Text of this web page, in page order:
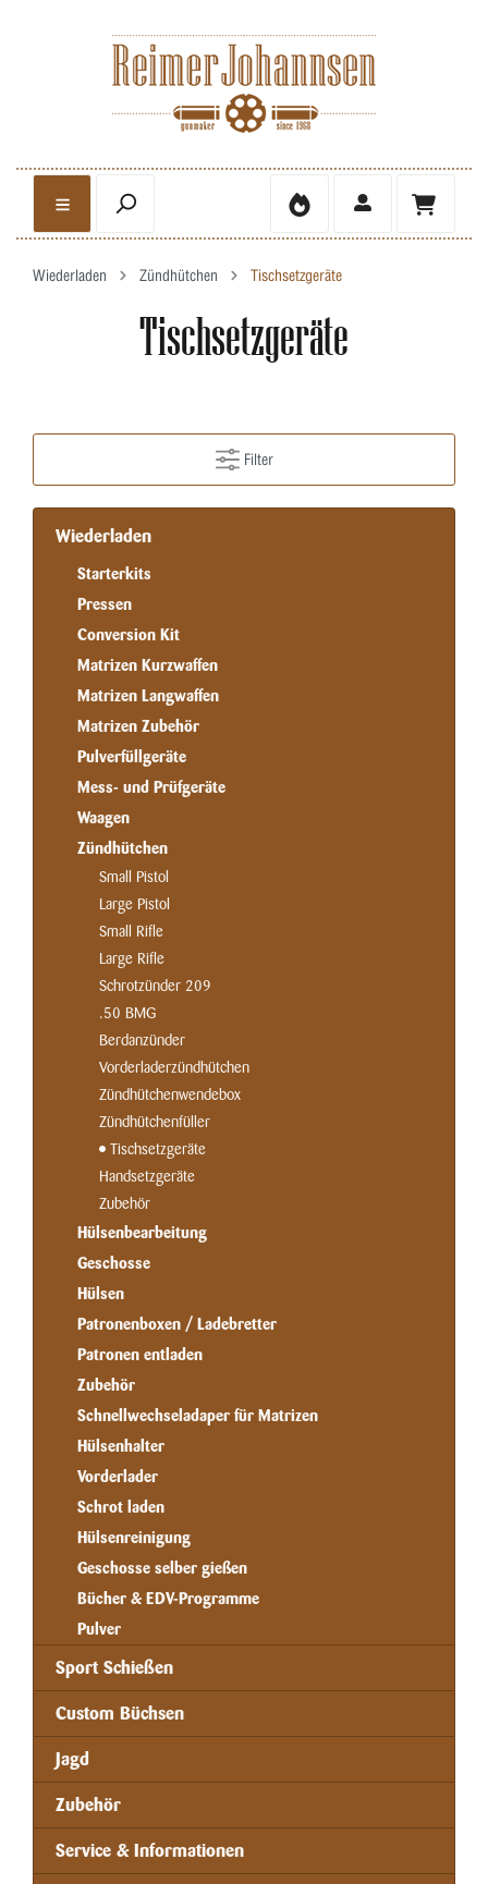
Wiederladen Zündhütchen Tischsetzgeräte
Tischsetzgeräte
Filter
Wiederladen
Starterkits
Pressen
Conversion Kit
Matrizen Kurzwaffen
Matrizen Langwaffen
Matrizen Zubehör
Pulverfüllgeräte
Mess- und Prüfgeräte
Waagen
Zündhütchen
Small Pistol
Large Pistol
Small Rifle
Large Rifle
Schrotzünder 209
.50 BMG
Berdanzünder
Vorderladerzündhütchen
Zündhütchenwendebox
Zündhütchenfüller
Tischsetzgeräte
Handsetzgeräte
Zubehör
Hülsenbearbeitung
Geschosse
Hülsen
Patronenboxen / Ladebretter
Patronen entladen
Zubehör
Schnellwechseladaper für Matrizen
Hülsenhalter
Vorderlader
Schrot laden
Hülsenreinigung
Geschosse selber gießen
Bücher & EDV-Programme
Pulver
Sport Schießen
Custom Büchsen
Jagd
Zubehör
Service & Informationen